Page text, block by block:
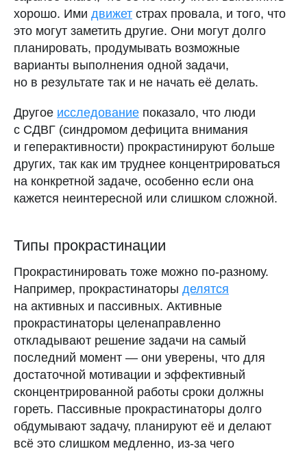
хорошо. Ими движет страх провала, и того, что
это могут заметить другие. Они могут долго
планировать, продумывать возможные
варианты выполнения одной задачи,
но в результате так и не начать её делать.
Другое исследование показало, что люди
с СДВГ (синдромом дефицита внимания
и геперактивности) прокрастинируют больше
других, так как им труднее концентрироваться
на конкретной задаче, особенно если она
кажется неинтересной или слишком сложной.
Типы прокрастинации
Прокрастинировать тоже можно по-разному.
Например, прокрастинаторы делятся
на активных и пассивных. Активные
прокрастинаторы целенаправленно
откладывают решение задачи на самый
последний момент — они уверены, что для
достаточной мотивации и эффективный
сконцентрированной работы сроки должны
гореть. Пассивные прокрастинаторы долго
обдумывают задачу, планируют её и делают
всё это слишком медленно, из-за чего